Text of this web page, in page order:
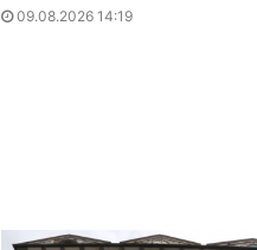
09.08.2026 14:19